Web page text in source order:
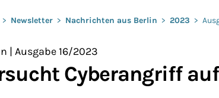
> Newsletter > Nachrichten aus Berlin > 2023 >
| Ausgabe 16/2023
Cyberangriff